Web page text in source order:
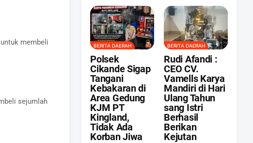
membeli
sejumlah
BERITA DAERAH
Polsek
Cikande Sigap
Tangani
Kebakaran di
Area Gedung
KJM PT
Kingland,
Tidak Ada
Korban Jiwa
BERITA DAERAH
Rudi Afandi :
CEO CV.
Vamells Karya
Mandiri di Hari
Ulang Tahun
sang Istri
Berhasil
Berikan
Kejutan ‎